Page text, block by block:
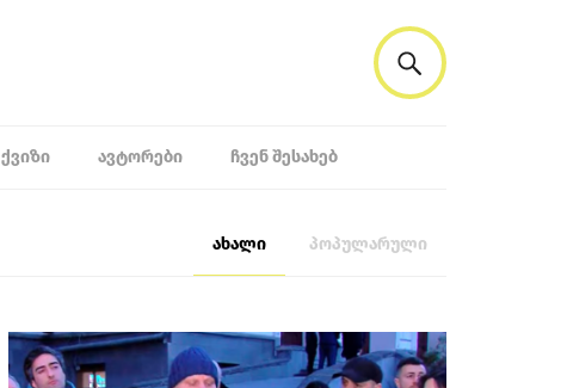
ᲥᲕᲘᲖᲘ ᲐᲕᲢᲝᲠᲔᲑᲘ ᲩᲕᲔᲜ ᲨᲔᲡᲐᲮᲔᲑ
ახალი პოპულარული